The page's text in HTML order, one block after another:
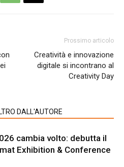
Prossimo articolo
Creatività e innovazione
digitale si incontrano al
Creativity Day
DALL'AUTORE
cambia volto: debutta il
Exhibition & Conference